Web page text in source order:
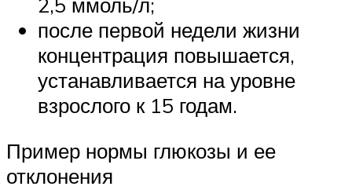
2,5 ммоль/л;
после первой недели жизни
концентрация повышается,
устанавливается на уровне
взрослого к 15 годам.
Пример нормы глюкозы и ее
отклонения